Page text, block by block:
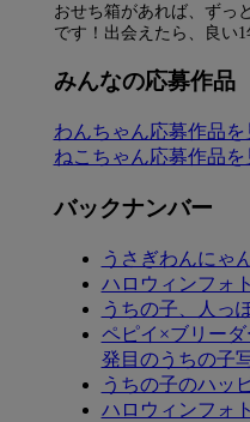
おせち箱があれば、ずっ
です！出会えたら、良い
みんなの応募作品
わんちゃん応募作品を
ねこちゃん応募作品を
バックナンバー
うさぎわんにゃ
ハロウィンフォ
うちの子、人っ
ペピイ×ブリー
発目のうちの子写
うちの子のハッ
ハロウィンフォ